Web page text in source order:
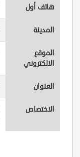
هاتف أول
المدينة
الموقع
الالكتروني
العنوان
الاختصاص